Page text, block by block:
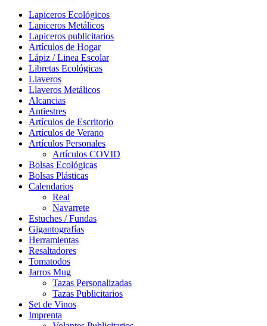
Lapiceros Ecológicos
Lapiceros Metálicos
Lapiceros publicitarios
Artículos de Hogar
Lápiz / Linea Escolar
Libretas Ecológicas
Llaveros
Llaveros Metálicos
Alcancias
Antiestres
Artículos de Escritorio
Artículos de Verano
Artículos Personales
Artículos COVID
Bolsas Ecológicas
Bolsas Plásticas
Calendarios
Real
Navarrete
Estuches / Fundas
Gigantografías
Herramientas
Resaltadores
Tomatodos
Jarros Mug
Tazas Personalizadas
Tazas Publicitarios
Set de Vinos
Imprenta